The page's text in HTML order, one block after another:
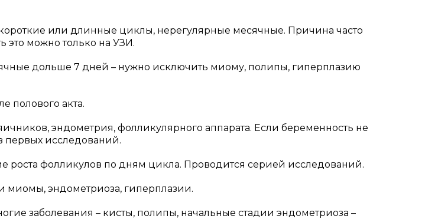
или длинные циклы, нерегулярные месячные. Причина часто
это можно только на УЗИ.
дольше 7 дней – нужно исключить миому, полипы, гиперплазию
полового акта.
эндометрия, фолликулярного аппарата. Если беременность не
первых исследований.
роста фолликулов по дням цикла. Проводится серией исследований.
миомы, эндометриоза, гиперплазии.
заболевания – кисты, полипы, начальные стадии эндометриоза –